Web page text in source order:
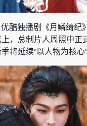
酷独播剧《月鳞绮纪
，总制片人周照中正
将延续“以人物为核心